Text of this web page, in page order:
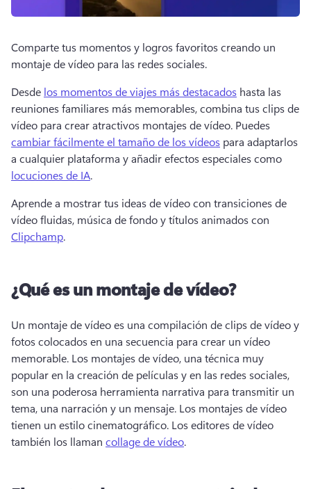
Comparte tus momentos y logros favoritos creando un
montaje de vídeo para las redes sociales.
Desde los momentos de viajes más destacados hasta las
reuniones familiares más memorables, combina tus clips de
vídeo para crear atractivos montajes de vídeo. Puedes
cambiar fácilmente el tamaño de los vídeos para adaptarlos
a cualquier plataforma y añadir efectos especiales como
locuciones de IA.
Aprende a mostrar tus ideas de vídeo con transiciones de
vídeo fluidas, música de fondo y títulos animados con
Clipchamp.
¿Qué es un montaje de vídeo?
Un montaje de vídeo es una compilación de clips de vídeo y
fotos colocados en una secuencia para crear un vídeo
memorable. Los montajes de vídeo, una técnica muy
popular en la creación de películas y en las redes sociales,
son una poderosa herramienta narrativa para transmitir un
tema, una narración y un mensaje. Los montajes de vídeo
tienen un estilo cinematográfico. Los editores de vídeo
también los llaman collage de vídeo.